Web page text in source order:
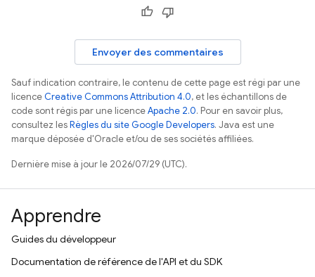
Envoyer des commentaires
Sauf indication contraire, le contenu de cette page est régi par une
licenceCreative Commons Attribution 4.0, et les échantillons de
code sont régis par une licenceApache 2.0. Pour en savoir plus,
consultez lesRègles du site Google Developers. Java est une
marque déposée d'Oracle et/ou de ses sociétés affiliées.
Dernière mise à jour le 2026/07/29 (UTC).
Apprendre
Guides du développeur
Documentation de référence de l'API et du SDK